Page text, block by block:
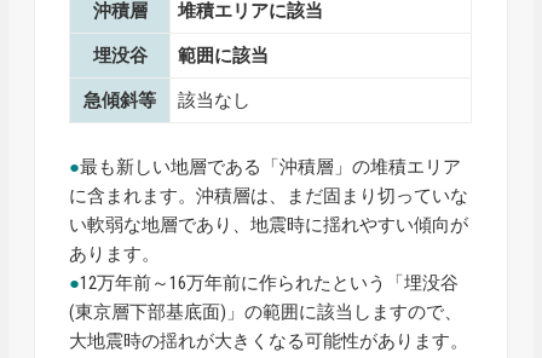
沖積層 堆積エリアに該当
埋没谷 範囲に該当
急傾斜等 該当なし
●最も新しい地層である「沖積層」の堆積エリア
に含まれます。沖積層は、まだ固まり切っていな
い軟弱な地層であり、地震時に揺れやすい傾向が
あります。
●12万年前～16万年前に作られたという「埋没谷
(東京層下部基底面)」の範囲に該当しますので、
大地震時の揺れが大きくなる可能性があります。